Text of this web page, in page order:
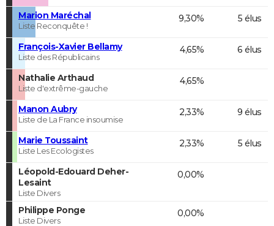
Marion Maréchal
Liste Reconquête !
9,30% 5 élus
François-Xavier Bellamy
Liste des Républicains
4,65% 6 élus
Nathalie Arthaud
Liste d'extrême-gauche
4,65%
Manon Aubry
Liste de La France insoumise
2,33% 9 élus
Marie Toussaint
Liste Les Ecologistes
2,33% 5 élus
Léopold-Edouard Deher-
Lesaint
Liste Divers
0,00%
Philippe Ponge
Liste Divers
0,00%